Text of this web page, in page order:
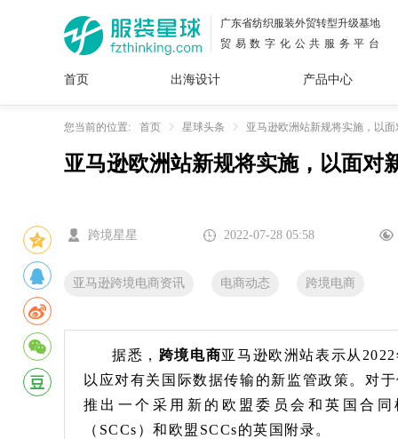
广东省纺织服装外贸转型升级基地
贸易数字化公共服务平台
首页 出海设计
面料
花型
插画
图案
服装
设计
产品中心
女装
内衣
男装
运动
服
童装
牛仔
服装
您当前的位置: 首页 星球头条 亚马逊欧洲站新规将实施，以
亚马逊欧洲站新规将实施，以面对
跨境星星 2022-07-28 05:58
亚马逊跨境电商资讯 电商动态 跨境电商
据悉， 跨境电商亚马逊欧洲站表示从
以应对有关国际数据传输的新监管政策。对
推出一个采用新的欧盟委员会和英国合
（SCCs）和欧盟SCCs的英国附录。